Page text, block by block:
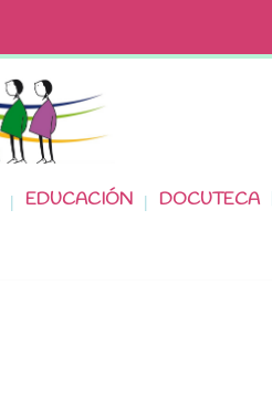
EDUCACIÓN DOCUTECA